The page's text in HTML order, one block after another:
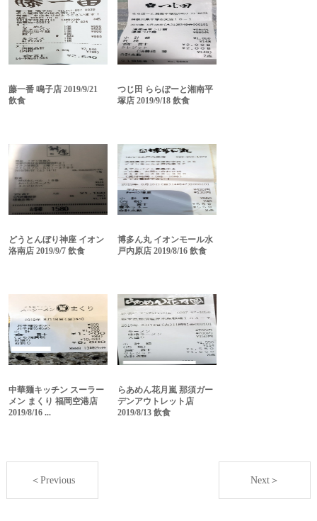
藤一番 鳴子店 2019/9/21
飲食
つじ田 ららぽーと湘南平
塚店 2019/9/18 飲食
どうとんぼり神座 イオン
洛南店 2019/9/7 飲食
博多ん丸 イオンモール水
戸内原店 2019/8/16 飲食
中華麺キッチン スーラー
メン まくり 福岡空港店
2019/8/16 ...
らあめん花月嵐 那須ガー
デンアウトレット店
2019/8/13 飲食
＜Previous Next＞